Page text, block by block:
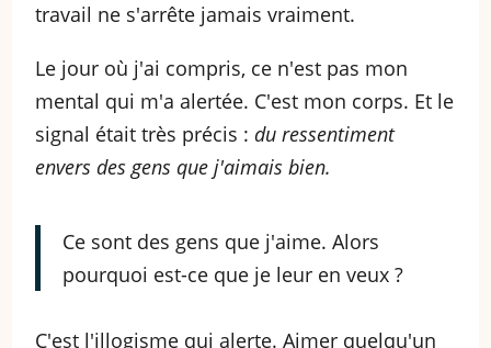
travail ne s'arrête jamais vraiment.
Le jour où j'ai compris, ce n'est pas mon
mental qui m'a alertée. C'est mon corps. Et le
signal était très précis : du ressentiment
envers des gens que j'aimais bien.
Ce sont des gens que j'aime. Alors
pourquoi est-ce que je leur en veux ?
C'est l'illogisme qui alerte. Aimer quelqu'un